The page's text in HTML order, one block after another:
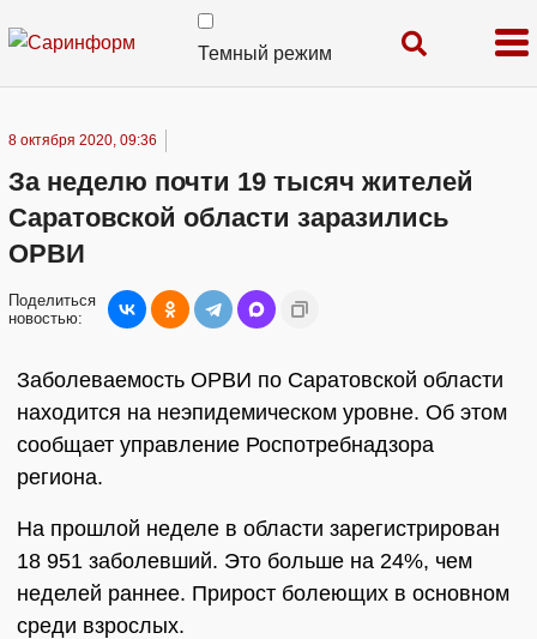
Темный режим
8 октября 2020, 09:36
За неделю почти 19 тысяч жителей
Саратовской области заразились
ОРВИ
Поделиться
новостью:
Заболеваемость ОРВИ по Саратовской области
находится на неэпидемическом уровне. Об этом
сообщает управление Роспотребнадзора
региона.
На прошлой неделе в области зарегистрирован
18 951 заболевший. Это больше на 24%, чем
неделей раннее. Прирост болеющих в основном
среди взрослых.